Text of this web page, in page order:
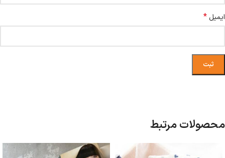
ایمیل *
محصولات مرتبط